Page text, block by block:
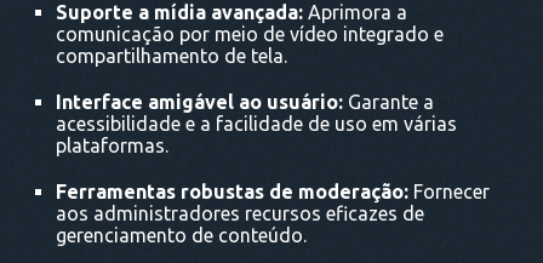
Suporte a mídia avançada: Aprimora a
comunicação por meio de vídeo integrado e
compartilhamento de tela.
Interface amigável ao usuário: Garante a
acessibilidade e a facilidade de uso em várias
plataformas.
Ferramentas robustas de moderação: Fornecer
aos administradores recursos eficazes de
gerenciamento de conteúdo.